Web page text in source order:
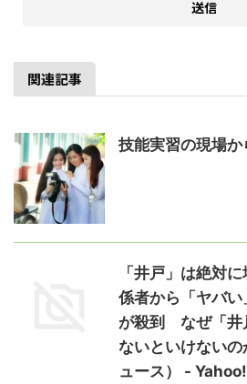
関連記事
技能実習の現場か
「井戸」は絶対
係者から「ヤバ
が殺到 なぜ「井
ないといけない
ュース） -